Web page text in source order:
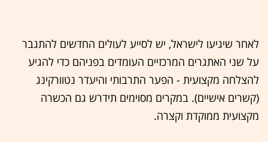
לאחר שיגיעו לישראל, יש לסייע לעולים החדשים להתגבר
על שני האתגרים המרכזיים העומדים בפניהם כדי להגיע
להצלחה מקצועית - הפער התרבותי והיעדר נטוורקינג
(קשרים אישיים). במקרים מסוימים תידרש גם הכשרה
מקצועית ממוקדת וקצרה.